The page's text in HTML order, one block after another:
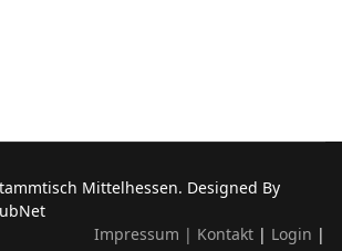
Mittelhessen. Designed By
Impressum | Kontakt | Login |